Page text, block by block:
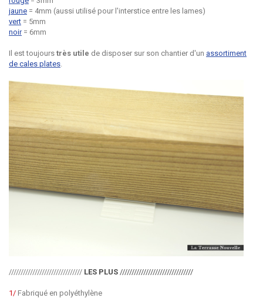
jaune = 4mm (aussi utilisé pour l'interstice entre les lames)
vert = 5mm
noir= 6mm
Il est toujours très utile de disposer sur son chantier d'un assortiment
de cales plates.
/////////////////////////////// LES PLUS ///////////////////////////////
1/ Fabriqué en polyéthylène